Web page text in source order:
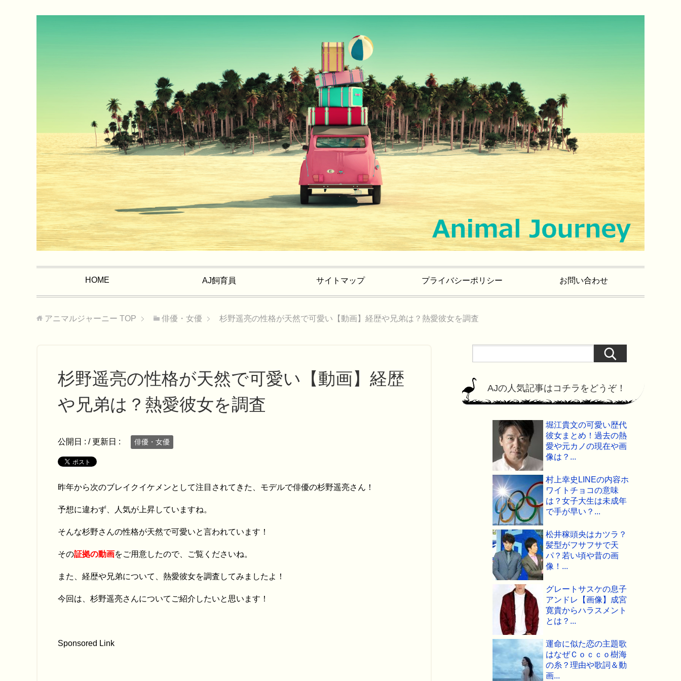
HOME AJ飼育員 サイトマップ プライバシーポリシー お問い合わせ
アニマルジャーニー TOP 俳優・女優 杉野遥亮の性格が天然で可愛い【動画】経歴や兄弟は？熱愛彼女を調査
杉野遥亮の性格が天然で可愛い【動画】経歴
や兄弟は？熱愛彼女を調査
公開日 : / 更新日 : 俳優・女優
昨年から次のブレイクイケメンとして注目されてきた、モデルで俳優の杉野遥亮さん！
予想に違わず、人気が上昇していますね。
そんな杉野さんの性格が天然で可愛いと言われています！
その証拠の動画をご用意したので、ご覧くださいね。
また、経歴や兄弟について、熱愛彼女を調査してみましたよ！
今回は、杉野遥亮さんについてご紹介したいと思います！
Sponsored Link
AJの人気記事はコチラをどうぞ！
堀江貴文の可愛い歴代
彼女まとめ！過去の熱
愛や元カノの現在や画
像は？...
村上幸史LINEの内容ホ
ワイトチョコの意味
は？女子大生は未成年
で手が早い？...
松井稼頭央はカツラ？
髪型がフサフサで天
パ？若い頃や昔の画
像！...
グレートサスケの息子
アンドレ【画像】成宮
寛貴からハラスメント
とは？...
運命に似た恋の主題歌
はなぜＣｏｃｃｏ樹海
の糸？理由や歌詞＆動
画...